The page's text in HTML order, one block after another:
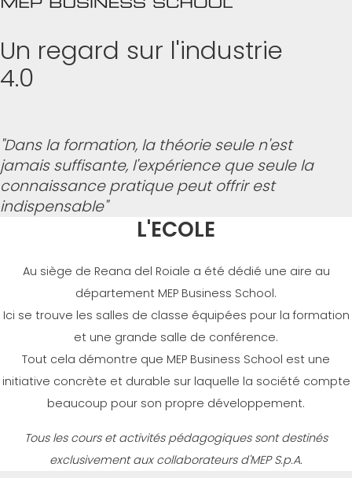
GROUPE MEP MACHINES D\'OCCASION CERTIFIÉ
Un regard sur l'industrie
4.0
"Dans la formation, la théorie seule n'est
jamais suffisante, l'expérience que seule la
connaissance pratique peut offrir est
indispensable"
L'ECOLE
Au siège de Reana del Roiale a été dédié une aire au
département MEP Business School.
Ici se trouve les salles de classe équipées pour la formation
et une grande salle de conférence.
Tout cela démontre que MEP Business School est une
initiative concrète et durable sur laquelle la société compte
beaucoup pour son propre développement.
Tous les cours et activités pédagogiques sont destinés
exclusivement aux collaborateurs d'MEP S.p.A.